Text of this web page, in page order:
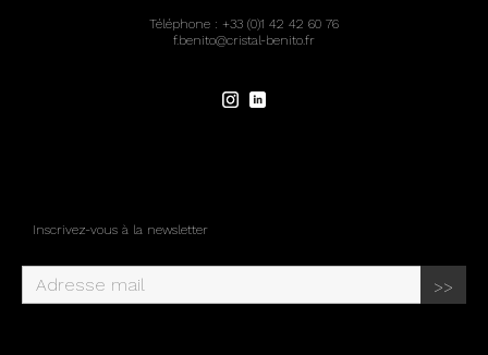
Téléphone : +33 (0)1 42 42 60 76
f.benito@cristal-benito.fr
Inscrivez-vous à la newsletter